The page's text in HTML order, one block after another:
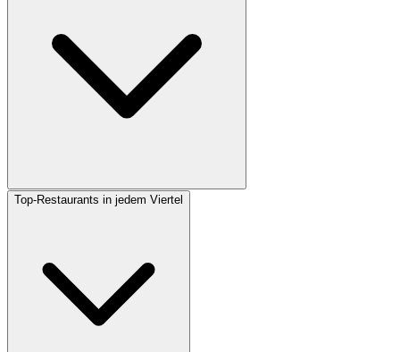
Top-Restaurants in jedem Viertel